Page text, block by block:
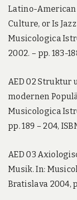
Latino-American
Culture, or Is
Musicologica
2002. – pp. 183-
AED 02 Struktur
modernen
Musicologica
pp. 189 – 204,
AED 03
Musik. In:
Bratislava 2004,